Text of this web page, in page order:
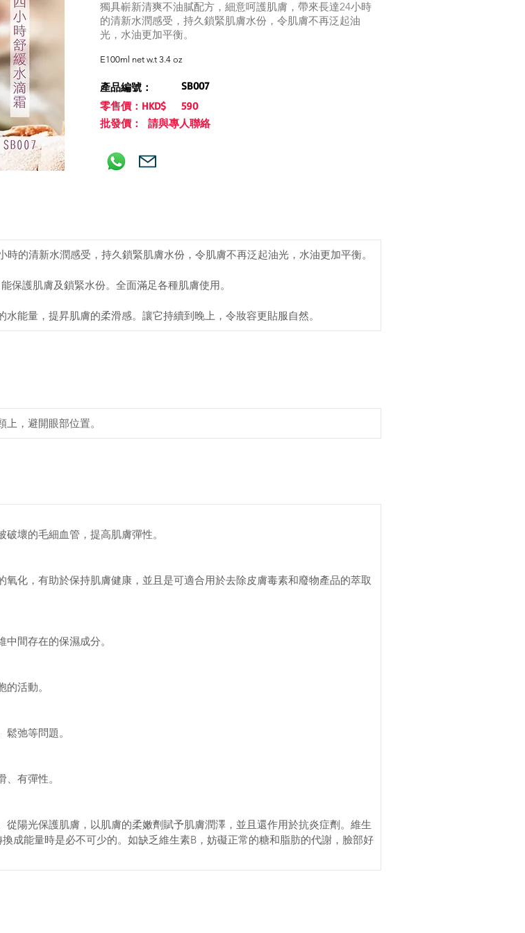
獨具嶄新清爽不油膩配方，細意呵護肌膚，帶來長達24小時
的清新水潤感受，持久鎖緊肌膚水份，令肌膚不再泛起油
光，水油更加平衡。
E100ml net w.t 3.4 oz
產品編號：
SB007
零售價：HKD$
590
批發價： 請與專人聯絡
的清新水潤感受，持久鎖緊肌膚水份，令肌膚不再泛起油光，水油更加平衡。
保護肌膚及鎖緊水份。全面滿足各種肌膚使用。
能量，提昇肌膚的柔滑感。讓它持續到晚上，令妝容更貼服自然。
，避開眼部位置。
壞的毛細血管，提高肌膚彈性。
化，有助於保持肌膚健康，並且是可適合用於去除皮膚毒素和廢物產品的萃取
間存在的保濕成分。
活動。
弛等問題。
有彈性。
陽光保護肌膚，以肌膚的柔嫩劑賦予肌膚潤澤，並且還作用於抗炎症劑。維生
成能量時是必不可少的。如缺乏維生素B，妨礙正常的糖和脂肪的代謝，臉部好